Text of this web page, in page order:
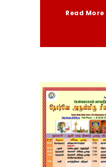
Read More